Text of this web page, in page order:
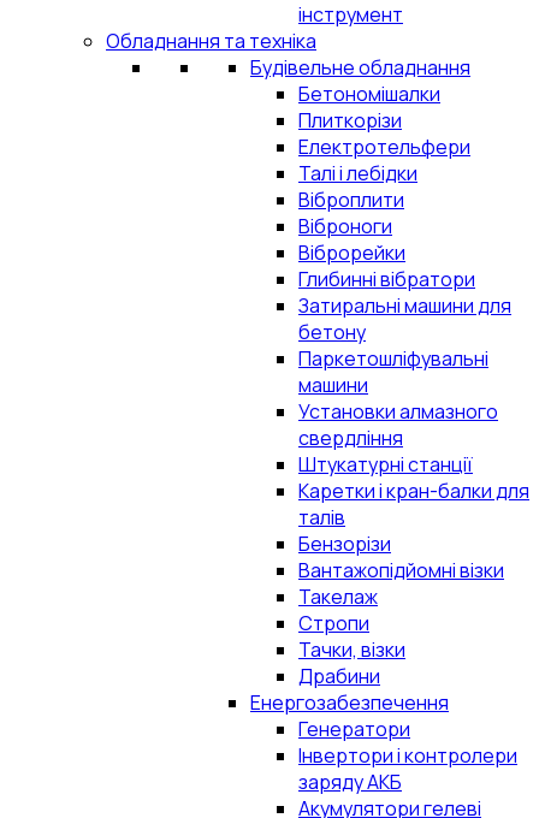
інструмент
Обладнання та техніка
Будівельне обладнання
Бетономішалки
Плиткорізи
Електротельфери
Талі і лебідки
Віброплити
Віброноги
Віброрейки
Глибинні вібратори
Затиральні машини для
бетону
Паркетошліфувальні
машини
Установки алмазного
свердління
Штукатурні станції
Каретки і кран-балки для
талів
Бензорізи
Вантажопідйомні візки
Такелаж
Стропи
Тачки, візки
Драбини
Енергозабезпечення
Генератори
Інвертори і контролери
заряду АКБ
Акумулятори гелеві